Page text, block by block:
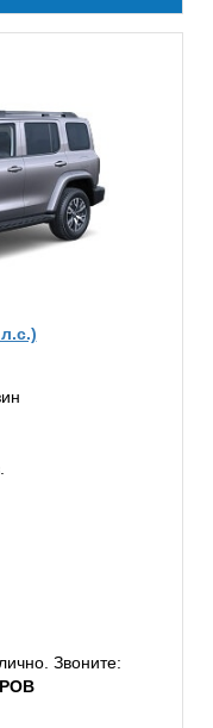
Звоните: